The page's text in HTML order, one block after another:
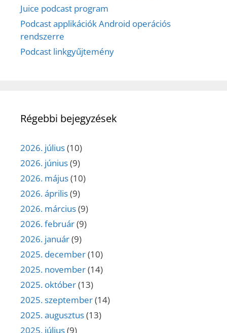
Juice podcast program
Podcast applikációk Android operációs
rendszerre
Podcast linkgyűjtemény
Régebbi bejegyzések
2026. július(10)
2026. június(9)
2026. május(10)
2026. április(9)
2026. március(9)
2026. február(9)
2026. január(9)
2025. december(10)
2025. november(14)
2025. október(13)
2025. szeptember(14)
2025. augusztus(13)
2025. július(9)